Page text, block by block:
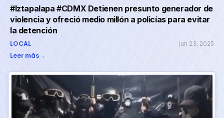
#Iztapalapa #CDMX Detienen presunto generador de
violencia y ofreció medio millón a policías para evitar
la detención
LOCAL jun 23, 2025
Leer más→